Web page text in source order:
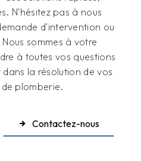
N'hésitez pas à nous
d'intervention ou
sommes à votre
à toutes vos questions
la résolution de vos
plomberie.
Contactez-nous